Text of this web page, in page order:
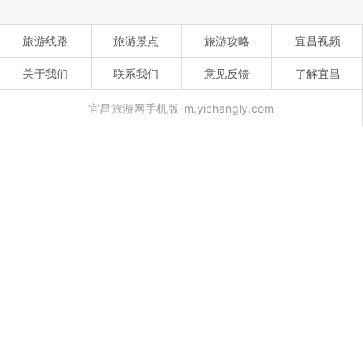
旅游线路 旅游景点 旅游攻略 宜昌视频
关于我们 联系我们 意见反馈 了解宜昌
宜昌旅游网手机版-m.yichangly.com